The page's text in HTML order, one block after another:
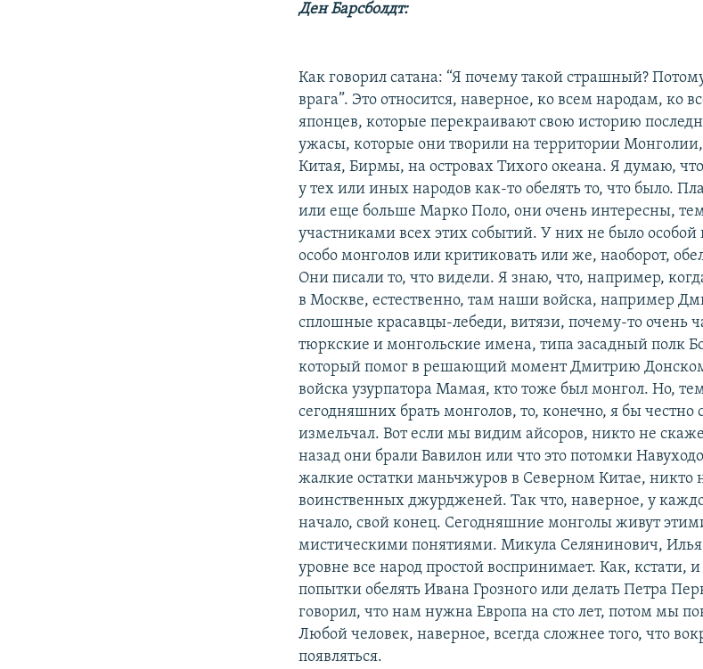
Ден Барсболдт:
Как говорил сатана: “Я почему такой страшный?
врага”. Это относится, наверное, ко всем народам, ко
японцев, которые перекраивают свою историю
ужасы, которые они творили на территории
Китая, Бирмы, на островах Тихого океана. Я думаю,
у тех или иных народов как-то обелять то, что было.
или еще больше Марко Поло, они очень интересны,
участниками всех этих событий. У них не было особой
особо монголов или критиковать или же, наоборот,
Они писали то, что видели. Я знаю, что, например,
в Москве, естественно, там наши войска, например
сплошные красавцы-лебеди, витязи, почему-то очень
тюркские и монгольские имена, типа засадный полк
который помог в решающий момент Дмитрию
войска узурпатора Мамая, кто тоже был монгол. Но,
сегодняшних брать монголов, то, конечно, я бы честно
измельчал. Вот если мы видим айсоров, никто не
назад они брали Вавилон или что это потомки
жалкие остатки маньчжуров в Северном Китае, никто
воинственных джурдженей. Так что, наверное, у
начало, свой конец. Сегодняшние монголы живут
мистическими понятиями. Микула Селянинович,
уровне все народ простой воспринимает. Как, кстати,
попытки обелять Ивана Грозного или делать Петра
говорил, что нам нужна Европа на сто лет, потом мы
Любой человек, наверное, всегда сложнее того, что
появляться.